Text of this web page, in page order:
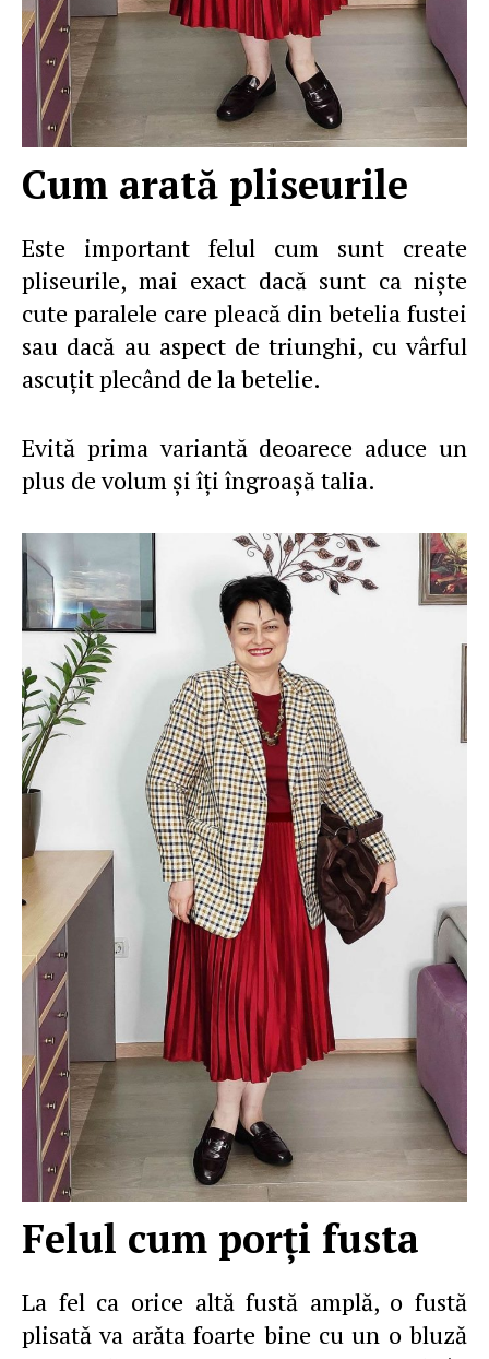
Cum arată pliseurile
Este important felul cum sunt create
pliseurile, mai exact dacă sunt ca nişte
cute paralele care pleacă din betelia fustei
sau dacă au aspect de triunghi, cu vârful
ascuţit plecând de la betelie.
Evită prima variantă deoarece aduce un
plus de volum şi îţi îngroaşă talia.
Felul cum porţi fusta
La fel ca orice altă fustă amplă, o fustă
plisată va arăta foarte bine cu un o bluză